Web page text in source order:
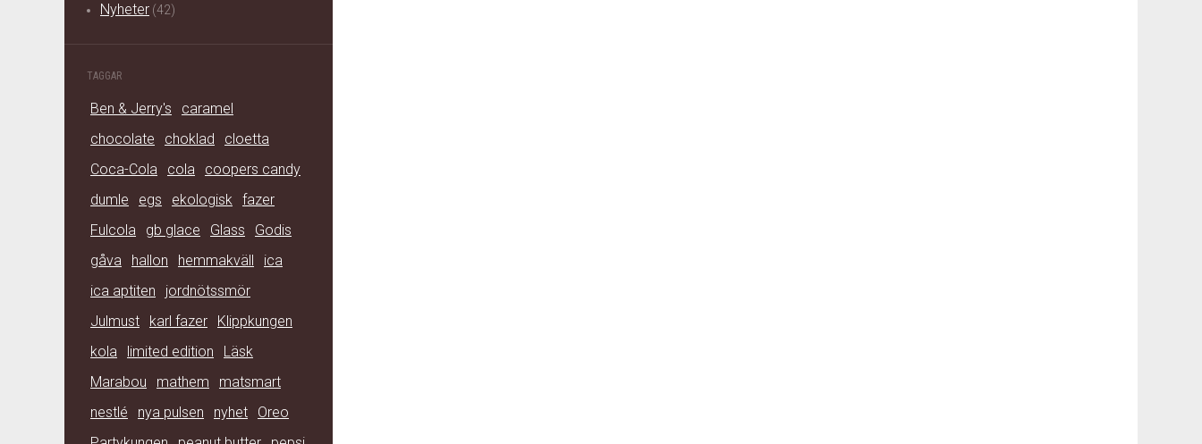
Nyheter (42)
TAGGAR
Ben & Jerry's
caramel
chocolate
choklad
cloetta
Coca-Cola
cola
coopers candy
dumle
egs ekologisk fazer
Fulcola
gb glace Glass
Godis
gåva
hallon hemmakväll
ica
ica aptiten
jordnötssmör
Julmust
karl fazer
Klippkungen
kola
limited edition
Läsk
Marabou
mathem
matsmart
nestlé
nya pulsen nyhet
Oreo